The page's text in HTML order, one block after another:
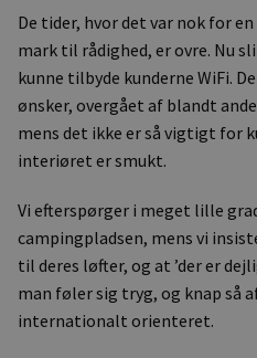
De tider, hvor det var nok for
mark til rådighed, er ovre. Nu
kunne tilbyde kunderne WiFi.
ønsker, overgået af blandt
mens det ikke er så vigtigt for
interiøret er smukt.
Vi efterspørger i meget lille
campingpladsen, mens vi
til deres løfter, og at ’der er
man føler sig tryg, og knap så
internationalt orienteret.